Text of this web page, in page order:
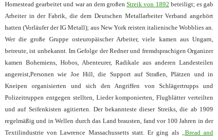
Homestead gearbeitet und war an dem großenStreik von 1892 beteiligt; es gab
Arbeiter in der Fabrik, die dem Deutschen Metallarbeiter Verband angehört
hatten (Vorläufer der IG Metall); aus New York reisten italienische Wobblies an.
Wer die große Gruppe osteuropäischer Arbeiter, viele kamen aus Ungarn,
betreute, ist unbekannt. Im Gefolge der Redner und fremdsprachigen Organizer
kamen Bohemiens, Hobos, Abenteurer, Radikale aus anderen Landesteilen
angereist,Personen wie Joe Hill, die Support auf Straßen, Plätzen und in
Kneipen organisierten und sich den Angriffen von Schlägertrupps und
Polizeitruppen entgegen stellten, Lieder komponierten, Flugblätter verteilten
und auf Seifenkisten agitierten. Der bekannteste dieser Streiks, die ab 1909
regelmäßig und in Wellen durch das Land brausten, fand vor 100 Jahren in der
Textilindustrie von Lawrence Massachussetts statt. Er ging als „Bread and